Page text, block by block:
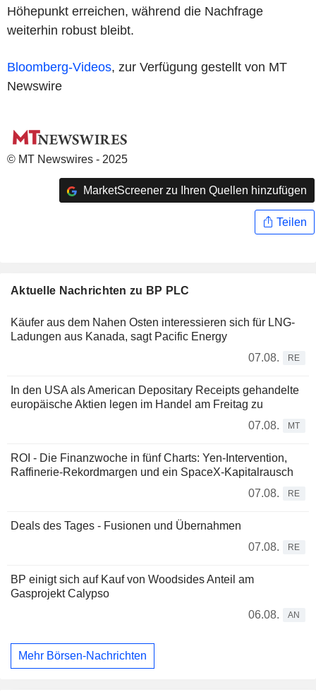
Höhepunkt erreichen, während die Nachfrage
weiterhin robust bleibt.
Bloomberg-Videos, zur Verfügung gestellt von MT
Newswire
© MT Newswires - 2025
MarketScreener zu Ihren Quellen hinzufügen
Teilen
Aktuelle Nachrichten zu BP PLC
Käufer aus dem Nahen Osten interessieren sich für LNG-
Ladungen aus Kanada, sagt Pacific Energy
07.08.
RE
In den USA als American Depositary Receipts gehandelte
europäische Aktien legen im Handel am Freitag zu
07.08.
MT
ROI - Die Finanzwoche in fünf Charts: Yen-Intervention,
Raffinerie-Rekordmargen und ein SpaceX-Kapitalrausch
07.08.
RE
Deals des Tages - Fusionen und Übernahmen
07.08.
RE
BP einigt sich auf Kauf von Woodsides Anteil am
Gasprojekt Calypso
06.08.
AN
Mehr Börsen-Nachrichten